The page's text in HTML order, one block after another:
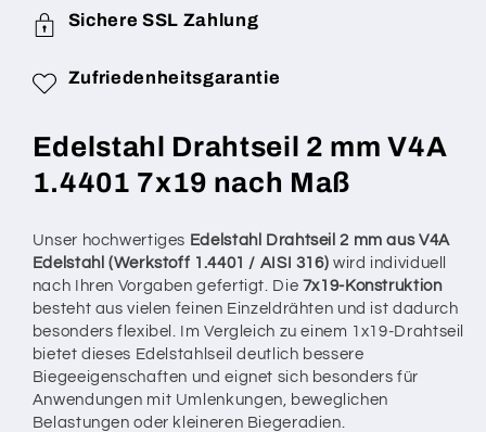
7x19
flexibel)
nach
Maß
gefertigt
konfigurierbar
7x19
flexibel)
nach
Maß
gefertigt
konfigurierbar
Sichere SSL Zahlung
Zufriedenheitsgarantie
Edelstahl Drahtseil 2 mm V4A
1.4401 7x19 nach Maß
Unser hochwertiges Edelstahl Drahtseil 2 mm aus V4A
Edelstahl (Werkstoff 1.4401 / AISI 316) wird individuell
nach Ihren Vorgaben gefertigt. Die 7x19-Konstruktion
besteht aus vielen feinen Einzeldrähten und ist dadurch
besonders flexibel. Im Vergleich zu einem 1x19-Drahtseil
bietet dieses Edelstahlseil deutlich bessere
Biegeeigenschaften und eignet sich besonders für
Anwendungen mit Umlenkungen, beweglichen
Belastungen oder kleineren Biegeradien.